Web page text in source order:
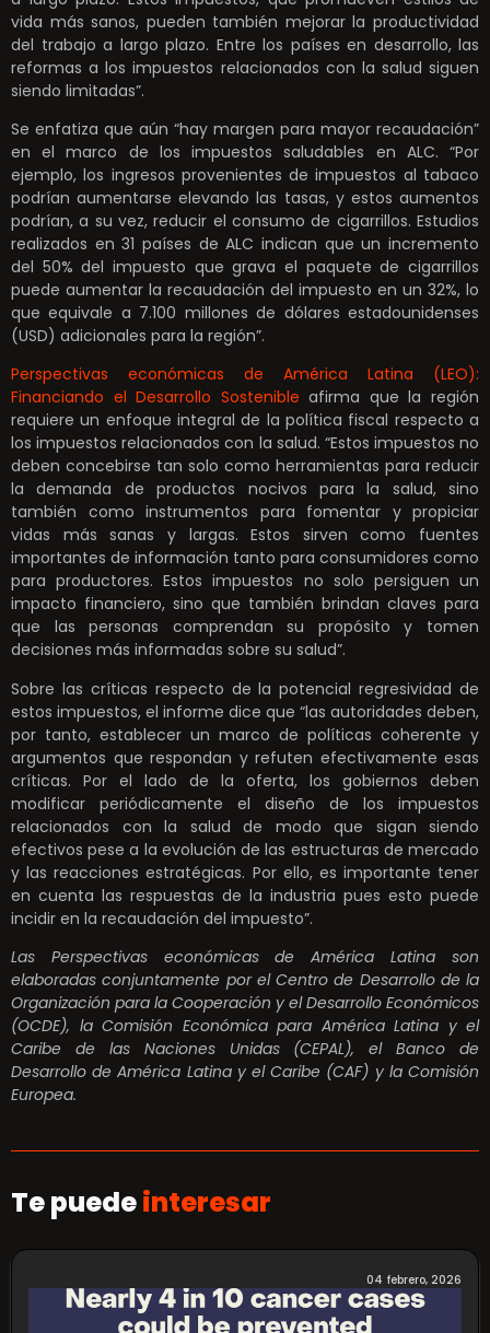
vida más sanos, pueden también mejorar la productividad
del trabajo a largo plazo. Entre los países en desarrollo, las
reformas a los impuestos relacionados con la salud siguen
siendo limitadas”.
Se enfatiza que aún “hay margen para mayor recaudación”
en el marco de los impuestos saludables en ALC. “Por
ejemplo, los ingresos provenientes de impuestos al tabaco
podrían aumentarse elevando las tasas, y estos aumentos
podrían, a su vez, reducir el consumo de cigarrillos. Estudios
realizados en 31 países de ALC indican que un incremento
del 50% del impuesto que grava el paquete de cigarrillos
puede aumentar la recaudación del impuesto en un 32%, lo
que equivale a 7.100 millones de dólares estadounidenses
(USD) adicionales para la región”.
Perspectivas económicas de América Latina (LEO):
Financiando el Desarrollo Sostenible afirma que la región
requiere un enfoque integral de la política fiscal respecto a
los impuestos relacionados con la salud. “Estos impuestos no
deben concebirse tan solo como herramientas para reducir
la demanda de productos nocivos para la salud, sino
también como instrumentos para fomentar y propiciar
vidas más sanas y largas. Estos sirven como fuentes
importantes de información tanto para consumidores como
para productores. Estos impuestos no solo persiguen un
impacto financiero, sino que también brindan claves para
que las personas comprendan su propósito y tomen
decisiones más informadas sobre su salud”.
Sobre las críticas respecto de la potencial regresividad de
estos impuestos, el informe dice que “las autoridades deben,
por tanto, establecer un marco de políticas coherente y
argumentos que respondan y refuten efectivamente esas
críticas. Por el lado de la oferta, los gobiernos deben
modificar periódicamente el diseño de los impuestos
relacionados con la salud de modo que sigan siendo
efectivos pese a la evolución de las estructuras de mercado
y las reacciones estratégicas. Por ello, es importante tener
en cuenta las respuestas de la industria pues esto puede
incidir en la recaudación del impuesto”.
Las Perspectivas económicas de América Latina son
elaboradas conjuntamente por el Centro de Desarrollo de la
Organización para la Cooperación y el Desarrollo Económicos
(OCDE), la Comisión Económica para América Latina y el
Caribe de las Naciones Unidas (CEPAL), el Banco de
Desarrollo de América Latina y el Caribe (CAF) y la Comisión
Europea.
Te puedeinteresar
04 febrero, 2026